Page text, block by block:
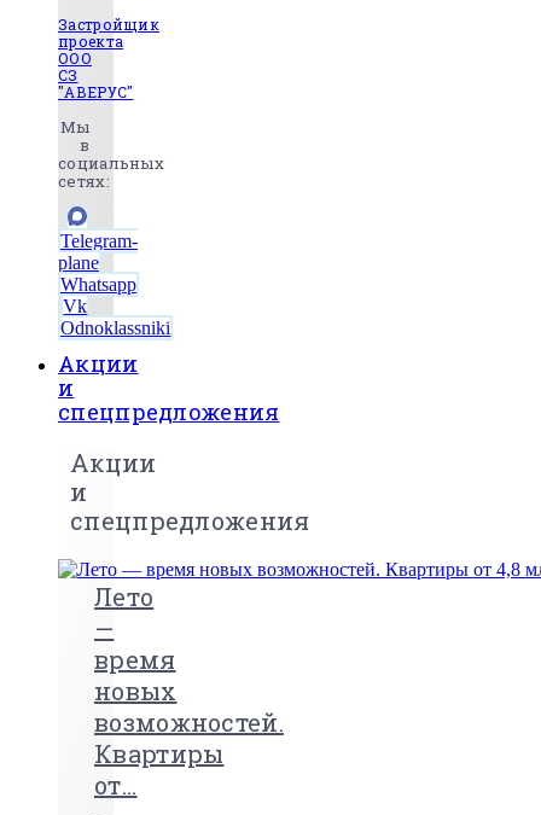
Застройщик
проекта
ООО
СЗ
"АВЕРУС"
Мы
в
социальных
сетях:
Telegram-
plane
Whatsapp
Vk
Odnoklassniki
Акции
и
спецпредложения
Акции
и
спецпредложения
Лето
—
время
новых
возможностей.
Квартиры
от...